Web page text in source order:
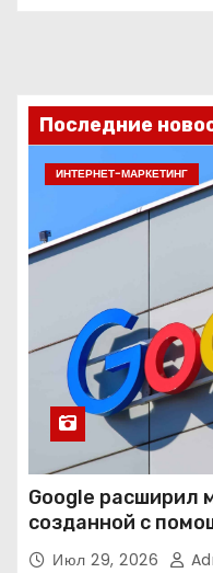
Последние
ИНТЕРНЕТ-МАРКЕТИНГ
Google расширил
созданной с
интеллекта
Июл 29, 2026